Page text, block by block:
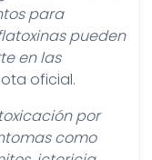
para
pueden
en las
oficial.
por
como